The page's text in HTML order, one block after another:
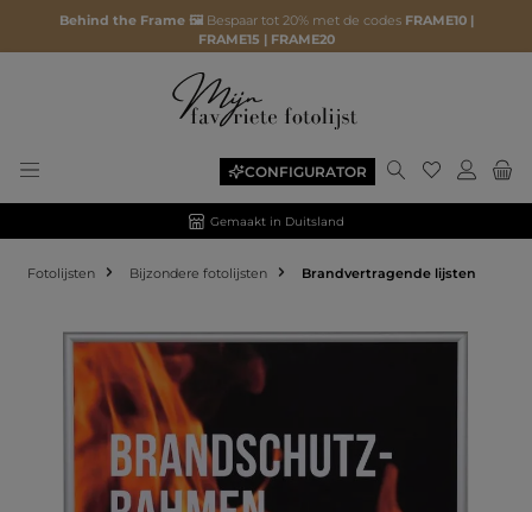
Behind the Frame 🖼️ Bespaar tot 20% met de codes FRAME10 |
FRAME15 | FRAME20
CONFIGURATOR
Gemaakt in Duitsland
Fotolijsten Bijzondere fotolijsten Brandvertragende lijsten
Afbeeldingengalerij overslaan